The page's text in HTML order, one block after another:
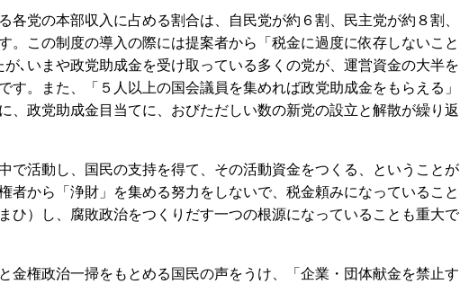
党の本部収入に占める割合は、自民党が約６割、民主党が約８割、
。この制度の導入の際には提案者から「税金に過度に依存しないこと
､いまや政党助成金を受け取っている多くの党が、運営資金の大半を
す。また、「５人以上の国会議員を集めれば政党助成金をもらえる」
、政党助成金目当てに、おびただしい数の新党の設立と解散が繰り返
で活動し、国民の支持を得て、その活動資金をつくる、ということが
者から「浄財」を集める努力をしないで、税金頼みになっていること
ひ）し、腐敗政治をつくりだす一つの根源になっていることも重大で
金権政治一掃をもとめる国民の声をうけ、「企業・団体献金を禁止す